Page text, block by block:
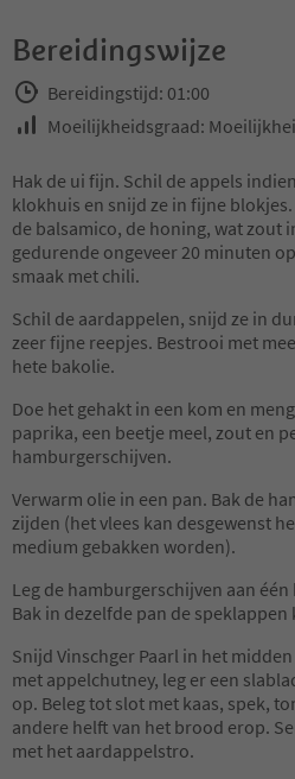
Bereidingswijze
Bereidingstijd: 01:00
Moeilijkheidsgraad:
Hak de ui fijn. Schil de appels
klokhuis en snijd ze in fijne
de balsamico, de honing, wat zout
gedurende ongeveer 20 minuten
smaak met chili.
Schil de aardappelen, snijd ze in
zeer fijne reepjes. Bestrooi met
hete bakolie.
Doe het gehakt in een kom en
paprika, een beetje meel, zout en
hamburgerschijven.
Verwarm olie in een pan. Bak de
zijden (het vlees kan desgewenst
medium gebakken worden).
Leg de hamburgerschijven aan één
Bak in dezelfde pan de speklappen
Snijd Vinschger Paarl in het
met appelchutney, leg er een
op. Beleg tot slot met kaas, spek,
andere helft van het brood erop.
met het aardappelstro.